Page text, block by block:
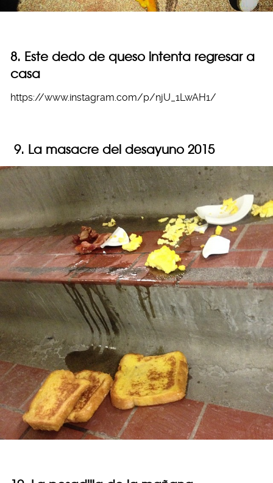
8. Este dedo de queso intenta regresar a
casa
https://www.instagram.com/p/njU_1LwAH1/
9. La masacre del desayuno 2015